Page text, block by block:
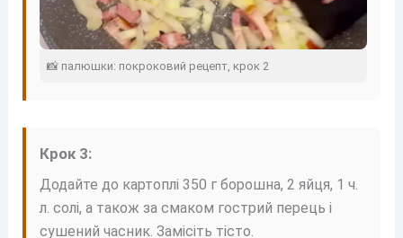
📸 палюшки: покроковий рецепт, крок 2
Крок 3:
Додайте до картоплі 350 г борошна, 2 яйця, 1 ч.
л. солі, а також за смаком гострий перець і
сушений часник. Замісіть тісто.